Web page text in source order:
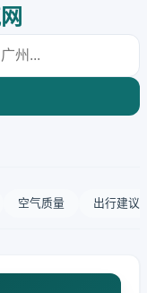
空气质量 出行建议